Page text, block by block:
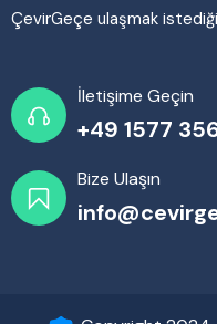
ÇevirGeçe ulaşmak
İletişime Geçin
+49 1577
Bize Ulaşın